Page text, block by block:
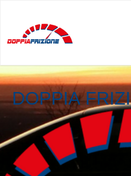
DOPPIA FRIZI